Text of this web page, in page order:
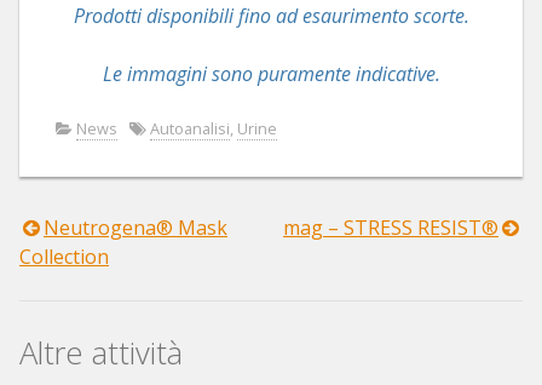
Prodotti disponibili fino ad esaurimento scorte.
Le immagini sono puramente indicative.
News Autoanalisi, Urine
Navigazione
Neutrogena® Mask
Collection
mag – STRESS RESIST®
Altre attività